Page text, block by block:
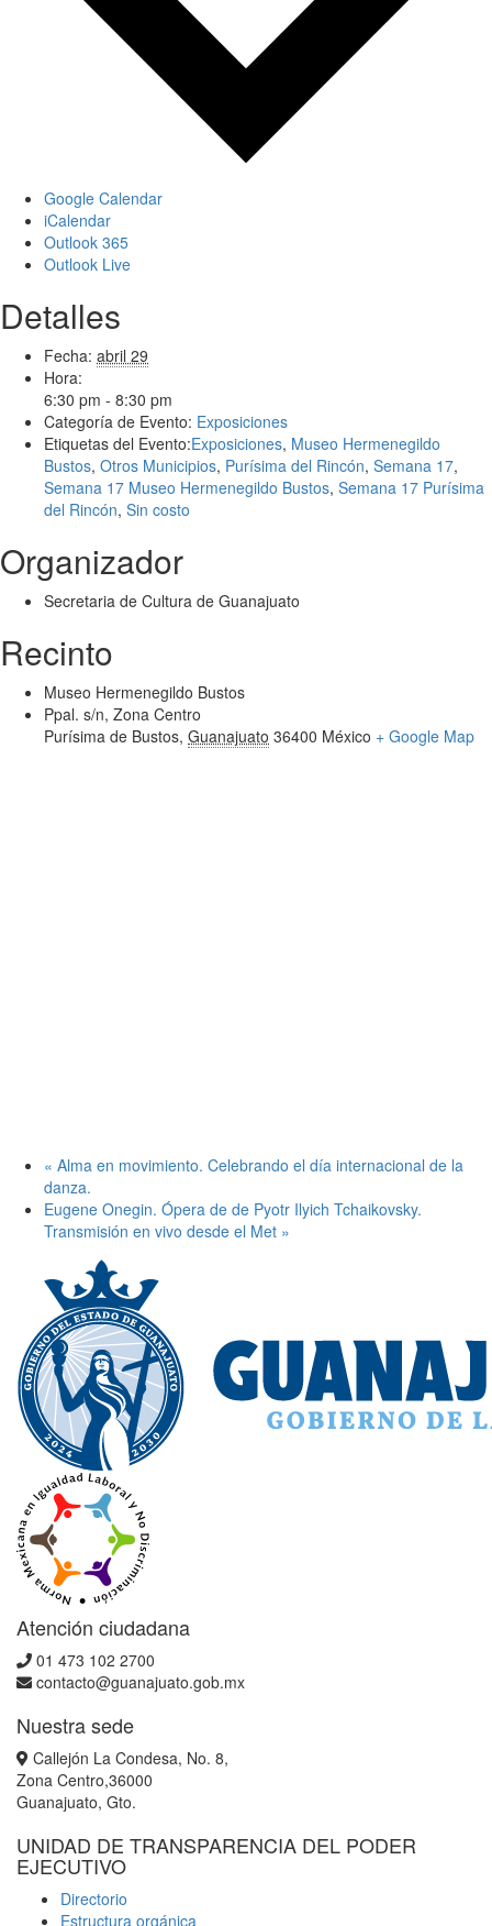
Google Calendar
iCalendar
Outlook 365
Outlook Live
Detalles
Fecha: abril 29
Hora:
6:30 pm - 8:30 pm
Categoría de Evento: Exposiciones
Etiquetas del Evento:Exposiciones, Museo Hermenegildo
Bustos, Otros Municipios, Purísima del Rincón, Semana 17,
Semana 17 Museo Hermenegildo Bustos, Semana 17 Purísima
del Rincón, Sin costo
Organizador
Secretaria de Cultura de Guanajuato
Recinto
Museo Hermenegildo Bustos
Ppal. s/n, Zona Centro
Purísima de Bustos, Guanajuato 36400 México + Google Map
« Alma en movimiento. Celebrando el día internacional de la
danza.
Eugene Onegin. Ópera de de Pyotr Ilyich Tchaikovsky.
Transmisión en vivo desde el Met »
Atención ciudadana
01 473 102 2700
contacto@guanajuato.gob.mx
Nuestra sede
Callejón La Condesa, No. 8,
Zona Centro,36000
Guanajuato, Gto.
UNIDAD DE TRANSPARENCIA DEL PODER
EJECUTIVO
Directorio
Estructura orgánica